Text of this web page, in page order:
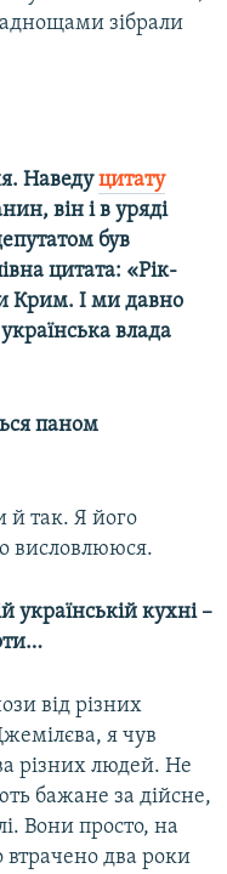
зібрали
Наведуцитату
він і в уряді
був
цитата: «Рік-
Крим. І ми давно
влада
паном
й так. Я його
висловлююся.
українській кухні –
від різних
я чув
різних людей. Не
бажане за дійсне,
Вони просто, на
втрачено два роки